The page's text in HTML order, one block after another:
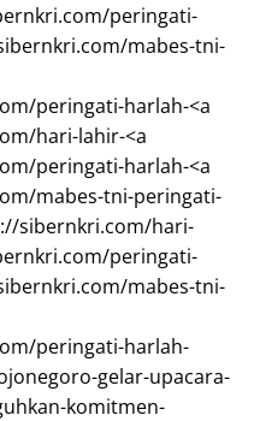
peringati-
mabes-tni-
peringati-harlah-<a
hari-lahir-<a
peringati-harlah-<a
mabes-tni-peringati-
sibernkri.com/hari-
peringati-
mabes-tni-
peringati-harlah-
gelar-upacara-
komitmen-